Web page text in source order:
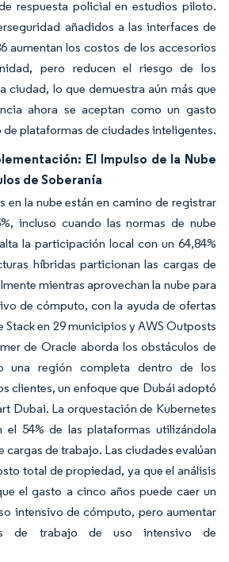
respuesta policial en estudios piloto.
añadidos a las interfaces de
aumentan los costos de los accesorios
pero reducen el riesgo de los
ciudad, lo que demuestra aún más que
ahora se aceptan como un gasto
de plataformas de ciudades inteligentes.
El Impulso de la Nube
de Soberanía
en la nube están en camino de registrar
incluso cuando las normas de nube
la participación local con un 64,84%
híbridas particionan las cargas de
mientras aprovechan la nube para
de cómputo, con la ayuda de ofertas
en 29 municipios y AWS Outposts
de Oracle aborda los obstáculos de
una región completa dentro de los
clientes, un enfoque que Dubái adoptó
Dubai. La orquestación de Kubernetes
el 54% de las plataformas utilizándola
cargas de trabajo. Las ciudades evalúan
total de propiedad, ya que el análisis
el gasto a cinco años puede caer un
intensivo de cómputo, pero aumentar
de trabajo de uso intensivo de